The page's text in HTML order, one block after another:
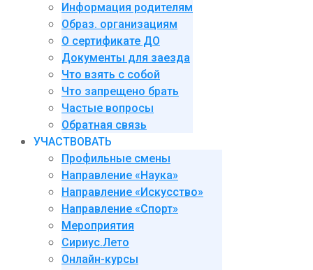
Информация родителям
Образ. организациям
О сертификате ДО
Документы для заезда
Что взять с собой
Что запрещено брать
Частые вопросы
Обратная связь
УЧАСТВОВАТЬ
Профильные смены
Направление «Наука»
Направление «Искусство»
Направление «Спорт»
Мероприятия
Сириус.Лето
Онлайн-курсы